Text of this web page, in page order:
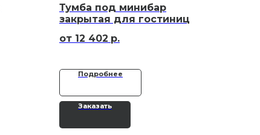
Тумба под минибар
закрытая для гостиниц
12 402 р.
Подробнее
Заказать